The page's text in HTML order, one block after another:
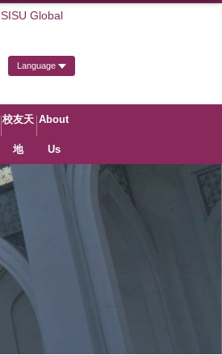
SISU Global
Language
校友天
地
About
Us